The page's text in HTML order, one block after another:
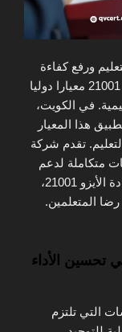
ورفع كفاءة
المؤسسات التعليمية، أصبحت شهادة الأيزو 21001 معيارا دوليا
في الكويت،
هذا المعيار
تقدم شركة
متكاملة لدعم
المؤسسات التعليمية في الحصول على شهادة الأيزو 21001،
المتعلمين.
تحسين الأداء
التي تلتزم